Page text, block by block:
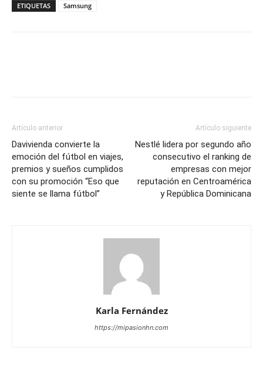
ETIQUETAS Samsung
Artículo anterior
Davivienda convierte la
emoción del fútbol en viajes,
premios y sueños cumplidos
con su promoción “Eso que
siente se llama fútbol”
Artículo siguiente
Nestlé lidera por segundo año
consecutivo el ranking de
empresas con mejor
reputación en Centroamérica
y República Dominicana
Karla Fernández
https://mipasionhn.com